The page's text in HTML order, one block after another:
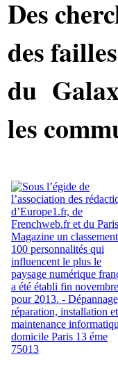
Des
des
du
les